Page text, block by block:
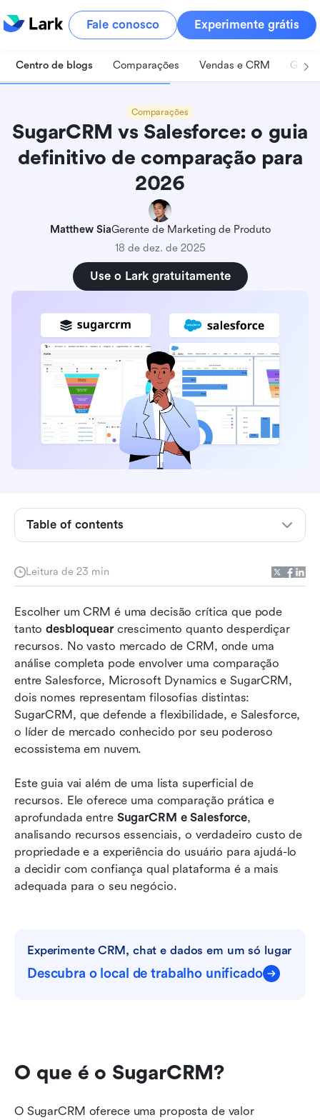
Fale conosco Experimente grátis
Centro de blogs Comparações Vendas e CRM
Comparações
SugarCRM vs Salesforce: o guia
definitivo de comparação para
2026
Matthew SiaGerente de Marketing de Produto
18 de dez. de 2025
Use o Lark gratuitamente
Leitura de 23 min
Escolher um CRM é uma decisão crítica que pode
tanto desbloquear crescimento quanto desperdiçar
recursos. No vasto mercado de CRM, onde uma
análise completa pode envolver uma comparação
entre Salesforce, Microsoft Dynamics e SugarCRM,
dois nomes representam filosofias distintas:
SugarCRM, que defende a flexibilidade, e Salesforce,
o líder de mercado conhecido por seu poderoso
ecossistema em nuvem.
Este guia vai além de uma lista superficial de
recursos. Ele oferece uma comparação prática e
aprofundada entre SugarCRM e Salesforce,
analisando recursos essenciais, o verdadeiro custo de
propriedade e a experiência do usuário para ajudá-lo
a decidir com confiança qual plataforma é a mais
adequada para o seu negócio.
Experimente CRM, chat e dados em um só lugar
Descubra o local de trabalho unificado
O que é o SugarCRM?
O SugarCRM oferece uma proposta de valor
Table of contents
O que é o SugarCRM?
SugarCRM vs Salesforce: recursos principais
facilidade de uso e suporte
SugarCRM vs Salesforce: Preço e custo total de
propriedade
Qual CRM é o certo para o seu negócio?
Uma plataforma poderosa para substituir o
SugarCRM e o Salesforce
Perguntas frequentes
Leitura relacionada